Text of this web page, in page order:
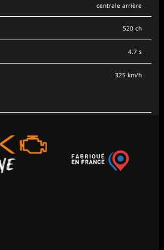
centrale arrière
520 ch
4.7 s
325 km/h